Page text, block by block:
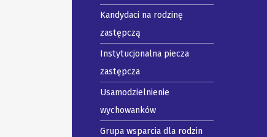
Kandydaci na rodzinę
zastępczą
Instytucjonalna piecza
zastępcza
Usamodzielnienie
wychowanków
Grupa wsparcia dla rodzin